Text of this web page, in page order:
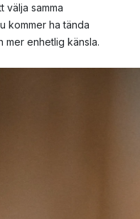
välja samma
kommer ha tända
mer enhetlig känsla.